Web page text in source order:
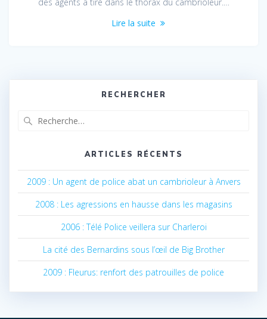
Lire la suite
RECHERCHER
ARTICLES RÉCENTS
2009 : Un agent de police abat un cambrioleur à Anvers
2008 : Les agressions en hausse dans les magasins
2006 : Télé Police veillera sur Charleroi
La cité des Bernardins sous l’œil de Big Brother
2009 : Fleurus: renfort des patrouilles de police